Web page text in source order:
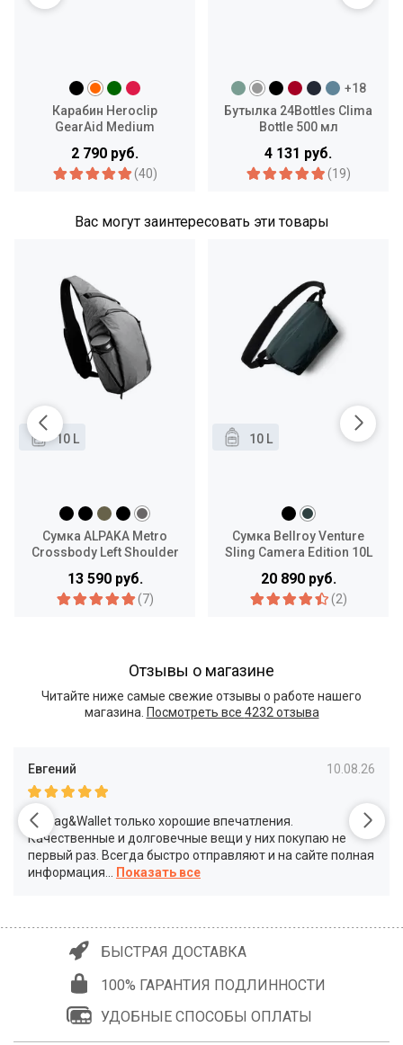
Карабин Heroclip
GearAid Medium
2 790 руб.
(40)
+18
Бутылка 24Bottles Clima
Bottle 500 мл
4 131 руб.
(19)
Вас могут заинтересовать эти товары
10 L
Сумка ALPAKA Metro
Crossbody Left Shoulder
13 590 руб.
(7)
10 L
Сумка Bellroy Venture
Sling Camera Edition 10L
20 890 руб.
(2)
Отзывы о магазине
Читайте ниже самые свежие отзывы о работе нашего
магазина. Посмотреть все 4232 отзыва
Евгений 10.08.26
От Bag&Wallet только хорошие впечатления.
Качественные и долговечные вещи у них покупаю не
первый раз. Всегда быстро отправляют и на сайте полная
информация
БЫСТРАЯ ДОСТАВКА
100% ГАРАНТИЯ ПОДЛИННОСТИ
УДОБНЫЕ СПОСОБЫ ОПЛАТЫ